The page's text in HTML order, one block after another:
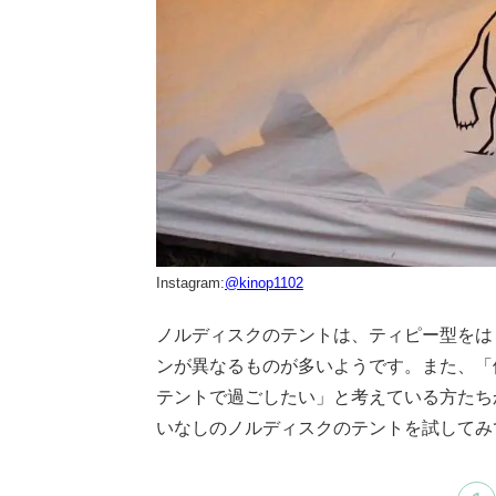
Instagram:@kinop1102
ノルディスクのテントは、ティピー型を
ンが異なるものが多いようです。また、
テントで過ごしたい」と考えている方た
いなしのノルディスクのテントを試して